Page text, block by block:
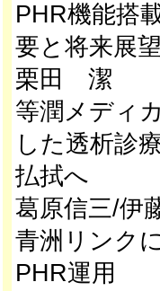
PHR機能搭
要と将来展
栗田 潔
等潤メディ
した透析診
払拭へ
葛原信三/伊
青洲リンク
PHR運用